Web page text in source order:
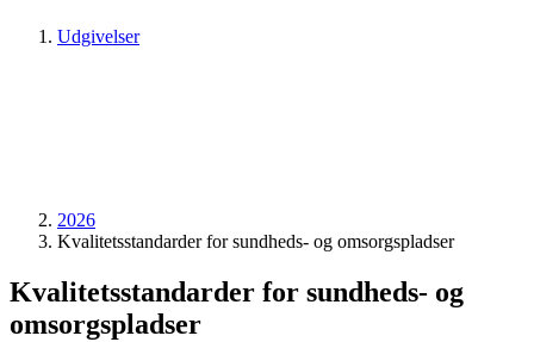
Udgivelser
2026
Kvalitetsstandarder for sundheds- og omsorgspladser
Kvalitetsstandarder for sundheds- og
omsorgspladser